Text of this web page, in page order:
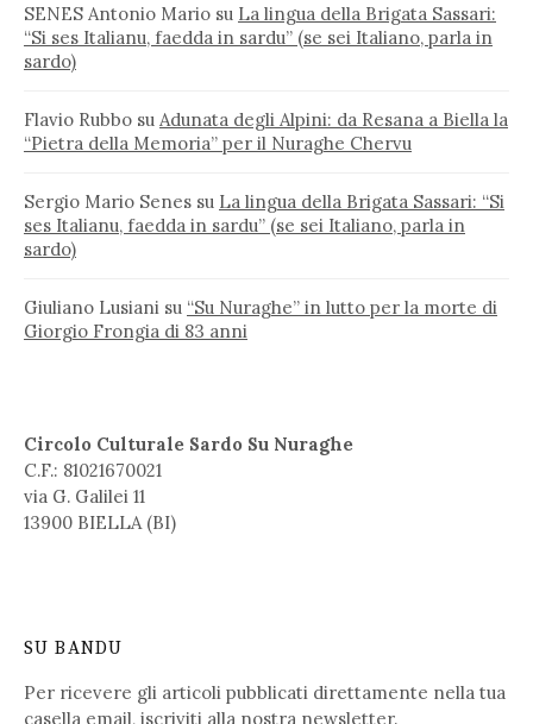
SENES Antonio Mario su La lingua della Brigata Sassari:
“Si ses Italianu, faedda in sardu” (se sei Italiano, parla in
sardo)
Flavio Rubbo su Adunata degli Alpini: da Resana a Biella la
“Pietra della Memoria” per il Nuraghe Chervu
Sergio Mario Senes su La lingua della Brigata Sassari: “Si
ses Italianu, faedda in sardu” (se sei Italiano, parla in
sardo)
Giuliano Lusiani su “Su Nuraghe” in lutto per la morte di
Giorgio Frongia di 83 anni
Circolo Culturale Sardo Su Nuraghe
C.F.: 81021670021
via G. Galilei 11
13900 BIELLA (BI)
SU BANDU
Per ricevere gli articoli pubblicati direttamente nella tua
casella email, iscriviti alla nostra newsletter.